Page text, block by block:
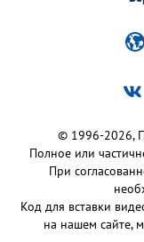
© 1996-2026,
Полное или
При
Код для вставки
на нашем сайте,